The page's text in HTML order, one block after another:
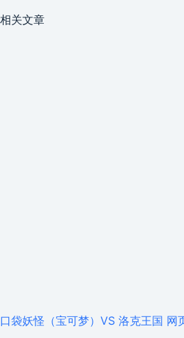
相关文章
口袋妖怪（宝可梦）VS 洛克王国 网